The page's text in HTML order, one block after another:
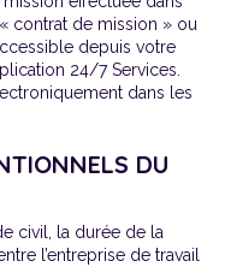
contrat de mission » ou
depuis votre
24/7 Services.
dans les
DU
civil, la durée de la
l’entreprise de travail